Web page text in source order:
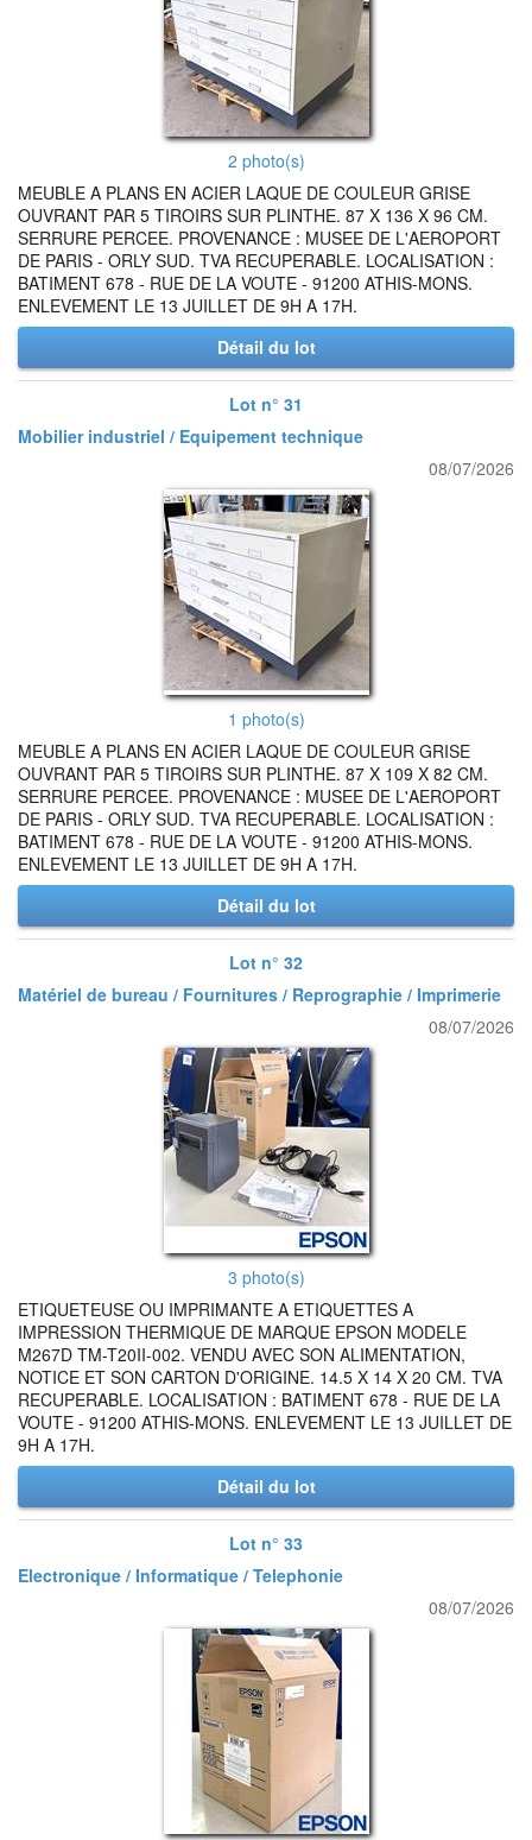
2 photo(s)
MEUBLE A PLANS EN ACIER LAQUE DE COULEUR GRISE
OUVRANT PAR 5 TIROIRS SUR PLINTHE. 87 X 136 X 96 CM.
SERRURE PERCEE. PROVENANCE : MUSEE DE L'AEROPORT
DE PARIS - ORLY SUD. TVA RECUPERABLE. LOCALISATION :
BATIMENT 678 - RUE DE LA VOUTE - 91200 ATHIS-MONS.
ENLEVEMENT LE 13 JUILLET DE 9H A 17H.
Détail du lot
Lot n° 31
Mobilier industriel / Equipement technique
08/07/2026
1 photo(s)
MEUBLE A PLANS EN ACIER LAQUE DE COULEUR GRISE
OUVRANT PAR 5 TIROIRS SUR PLINTHE. 87 X 109 X 82 CM.
SERRURE PERCEE. PROVENANCE : MUSEE DE L'AEROPORT
DE PARIS - ORLY SUD. TVA RECUPERABLE. LOCALISATION :
BATIMENT 678 - RUE DE LA VOUTE - 91200 ATHIS-MONS.
ENLEVEMENT LE 13 JUILLET DE 9H A 17H.
Détail du lot
Lot n° 32
Matériel de bureau / Fournitures / Reprographie / Imprimerie
08/07/2026
3 photo(s)
ETIQUETEUSE OU IMPRIMANTE A ETIQUETTES A
IMPRESSION THERMIQUE DE MARQUE EPSON MODELE
M267D TM-T20II-002. VENDU AVEC SON ALIMENTATION,
NOTICE ET SON CARTON D'ORIGINE. 14.5 X 14 X 20 CM. TVA
RECUPERABLE. LOCALISATION : BATIMENT 678 - RUE DE LA
VOUTE - 91200 ATHIS-MONS. ENLEVEMENT LE 13 JUILLET DE
9H A 17H.
Détail du lot
Lot n° 33
Electronique / Informatique / Telephonie
08/07/2026